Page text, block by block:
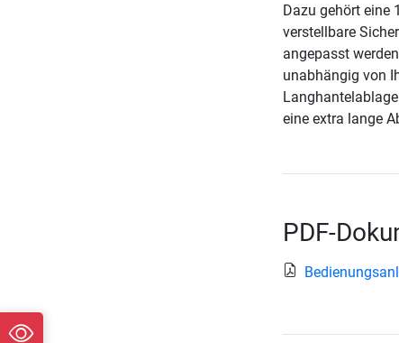
Dazu gehört eine
verstellbare
angepasst
unabhängig von
eine extra lange
PDF-